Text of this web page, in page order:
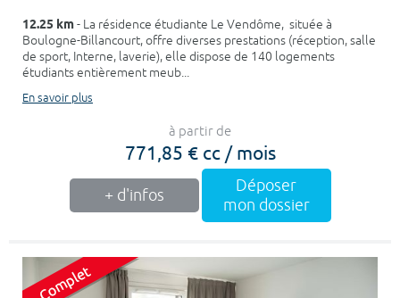
12.25 km- La résidence étudiante Le Vendôme, située à
Boulogne-Billancourt, offre diverses prestations (réception, salle
de sport, Interne, laverie), elle dispose de 140 logements
étudiants entièrement meub...
En savoir plus
à partir de
771,85 € cc / mois
+ d'infos
Déposer
mon dossier